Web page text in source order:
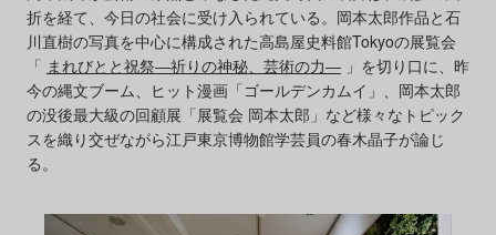
折を経て、今日の社会に受け入られている。岡本太郎作品と石
川直樹の写真を中心に構成された高島屋史料館Tokyoの展覧会
「 まれびとと祝祭―祈りの神秘、芸術の力―」を切り口に、昨
今の縄文ブーム、ヒット漫画「ゴールデンカムイ」、岡本太郎
の没後最大級の回顧展「展覧会 岡本太郎」など様々なトピック
スを織り交ぜながら江戸東京博物館学芸員の春木晶子が論じ
る。